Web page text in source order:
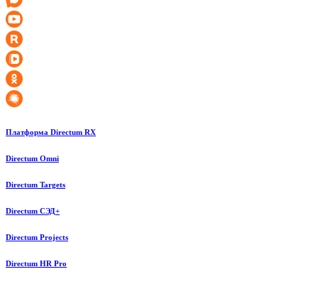
Платформа Directum RX
Directum Omni
Directum Targets
Directum СЭД+
Directum Projects
Directum HR Pro